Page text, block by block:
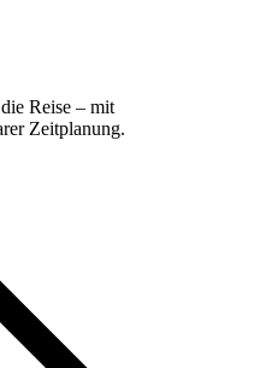
Reise – mit
Zeitplanung.